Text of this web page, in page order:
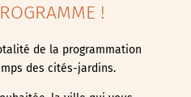
!
de la programmation
des cités-jardins.